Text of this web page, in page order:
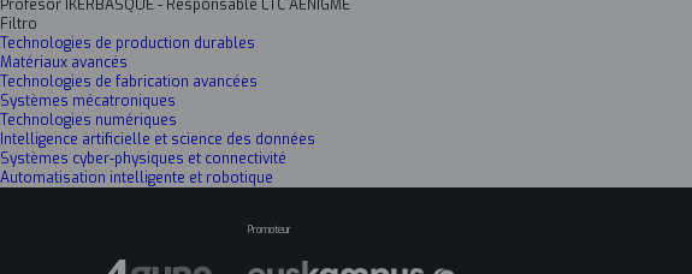
Profesor IKERBASQUE - Responsable LTC AENIGME
Filtro
Technologies de production durables
Matériaux avancés
Technologies de fabrication avancées
Systèmes mécatroniques
Technologies numériques
Intelligence artificielle et science des données
Systèmes cyber-physiques et connectivité
Automatisation intelligente et robotique
Promoteur